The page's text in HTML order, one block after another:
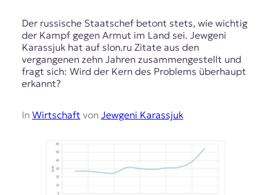
Der russische Staatschef betont stets, wie wichtig
der Kampf gegen Armut im Land sei. Jewgeni
Karassjuk hat auf slon.ru Zitate aus den
vergangenen zehn Jahren zusammengestellt und
fragt sich: Wird der Kern des Problems überhaupt
erkannt?
In Wirtschaft von Jewgeni Karassjuk